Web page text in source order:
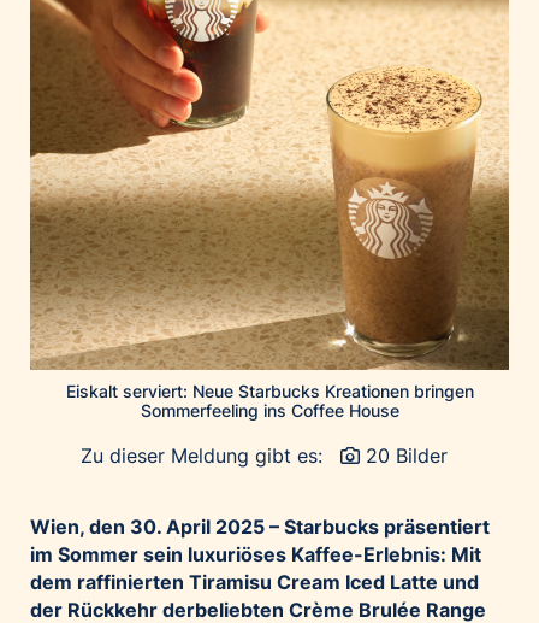
Kroatische Zentrale für Tourismus
List Holding Gruppe
Marble House
Mediaplus
Microsoft
Mondelēz Österreich
Muse Electronics
Neuroth
öbv – Österreichischer Bundesverlag
Ökopharm
Palfinger AG
REXEL Austria
Superbrands Austria
Tante Fanny
Vollpension
Eiskalt serviert: Neue Starbucks Kreationen bringen
Sommerfeeling ins Coffee House
Zu dieser Meldung gibt es: 20 Bilder
Wien, den 30. April 2025 – Starbucks präsentiert
im Sommer sein luxuriöses Kaffee-Erlebnis: Mit
dem raffinierten Tiramisu Cream Iced Latte und
der Rückkehr derbeliebten Crème Brulée Range